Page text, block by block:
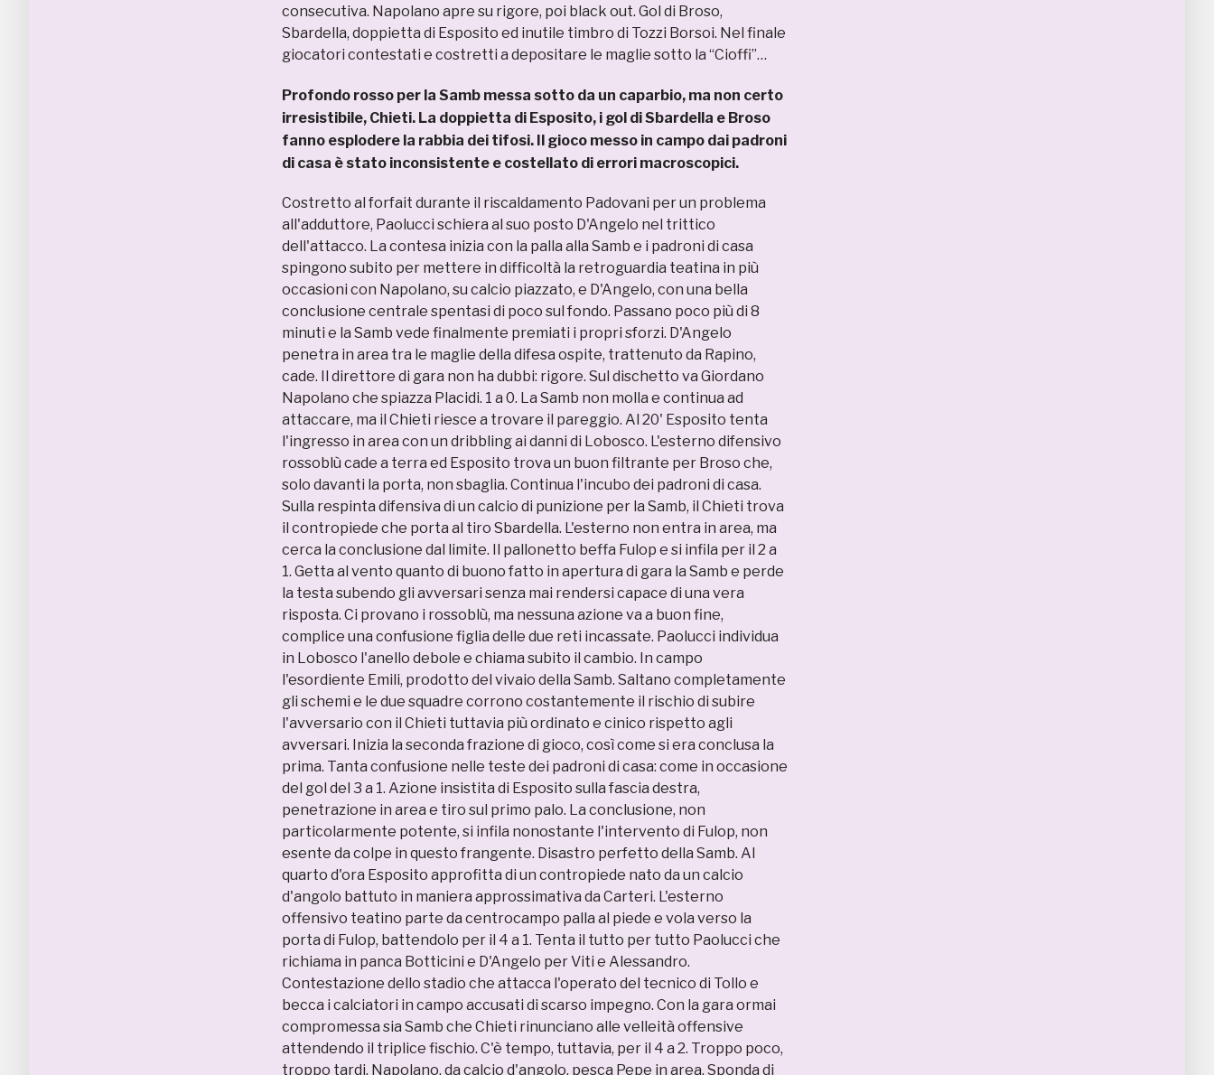
consecutiva. Napolano apre su rigore, poi black out. Gol di Broso,
Sbardella, doppietta di Esposito ed inutile timbro di Tozzi Borsoi. Nel finale
giocatori contestati e costretti a depositare le maglie sotto la “Cioffi”…
Profondo rosso per la Samb messa sotto da un caparbio, ma non certo
irresistibile, Chieti. La doppietta di Esposito, i gol di Sbardella e Broso
fanno esplodere la rabbia dei tifosi. Il gioco messo in campo dai padroni
di casa è stato inconsistente e costellato di errori macroscopici.
Costretto al forfait durante il riscaldamento Padovani per un problema
all'adduttore, Paolucci schiera al suo posto D'Angelo nel trittico
dell'attacco. La contesa inizia con la palla alla Samb e i padroni di casa
spingono subito per mettere in difficoltà la retroguardia teatina in più
occasioni con Napolano, su calcio piazzato, e D'Angelo, con una bella
conclusione centrale spentasi di poco sul fondo. Passano poco più di 8
minuti e la Samb vede finalmente premiati i propri sforzi. D'Angelo
penetra in area tra le maglie della difesa ospite, trattenuto da Rapino,
cade. Il direttore di gara non ha dubbi: rigore. Sul dischetto va Giordano
Napolano che spiazza Placidi. 1 a 0. La Samb non molla e continua ad
attaccare, ma il Chieti riesce a trovare il pareggio. Al 20' Esposito tenta
l'ingresso in area con un dribbling ai danni di Lobosco. L'esterno difensivo
rossoblù cade a terra ed Esposito trova un buon filtrante per Broso che,
solo davanti la porta, non sbaglia. Continua l'incubo dei padroni di casa.
Sulla respinta difensiva di un calcio di punizione per la Samb, il Chieti trova
il contropiede che porta al tiro Sbardella. L'esterno non entra in area, ma
cerca la conclusione dal limite. Il pallonetto beffa Fulop e si infila per il 2 a
1. Getta al vento quanto di buono fatto in apertura di gara la Samb e perde
la testa subendo gli avversari senza mai rendersi capace di una vera
risposta. Ci provano i rossoblù, ma nessuna azione va a buon fine,
complice una confusione figlia delle due reti incassate. Paolucci individua
in Lobosco l'anello debole e chiama subito il cambio. In campo
l'esordiente Emili, prodotto del vivaio della Samb. Saltano completamente
gli schemi e le due squadre corrono costantemente il rischio di subire
l'avversario con il Chieti tuttavia più ordinato e cinico rispetto agli
avversari. Inizia la seconda frazione di gioco, così come si era conclusa la
prima. Tanta confusione nelle teste dei padroni di casa: come in occasione
del gol del 3 a 1. Azione insistita di Esposito sulla fascia destra,
penetrazione in area e tiro sul primo palo. La conclusione, non
particolarmente potente, si infila nonostante l'intervento di Fulop, non
esente da colpe in questo frangente. Disastro perfetto della Samb. Al
quarto d'ora Esposito approfitta di un contropiede nato da un calcio
d'angolo battuto in maniera approssimativa da Carteri. L'esterno
offensivo teatino parte da centrocampo palla al piede e vola verso la
porta di Fulop, battendolo per il 4 a 1. Tenta il tutto per tutto Paolucci che
richiama in panca Botticini e D'Angelo per Viti e Alessandro.
Contestazione dello stadio che attacca l'operato del tecnico di Tollo e
becca i calciatori in campo accusati di scarso impegno. Con la gara ormai
compromessa sia Samb che Chieti rinunciano alle velleità offensive
attendendo il triplice fischio. C'è tempo, tuttavia, per il 4 a 2. Troppo poco,
troppo tardi. Napolano, da calcio d'angolo, pesca Pepe in area. Sponda di